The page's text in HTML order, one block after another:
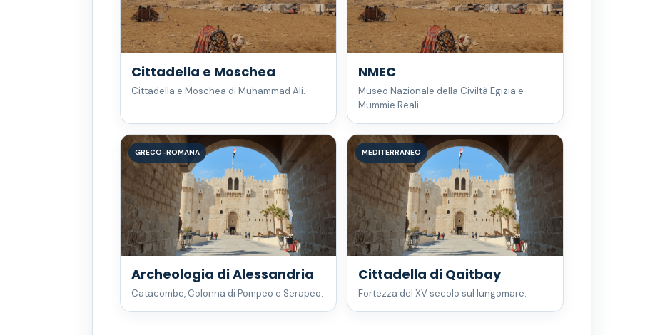
Cittadella e Moschea
Cittadella e Moschea di Muhammad Ali.
NMEC
Museo Nazionale della Civiltà Egizia e
Mummie Reali.
GRECO-ROMANA
Archeologia di Alessandria
Catacombe, Colonna di Pompeo e Serapeo.
MEDITERRANEO
Cittadella di Qaitbay
Fortezza del XV secolo sul lungomare.